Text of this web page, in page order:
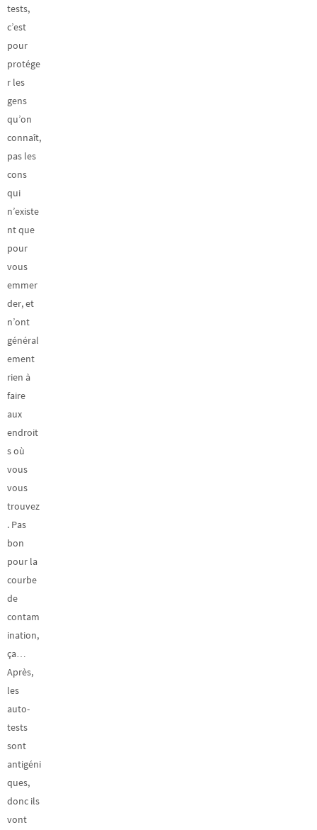
tests,
c’est
pour
protége
r les
gens
qu’on
connaît,
pas les
cons
qui
n’existe
nt que
pour
vous
emmer
der, et
n’ont
général
ement
rien à
faire
aux
endroit
s où
vous
vous
trouvez
. Pas
bon
pour la
courbe
de
contam
ination,
ça…
Après,
les
auto-
tests
sont
antigéni
ques,
donc ils
vont